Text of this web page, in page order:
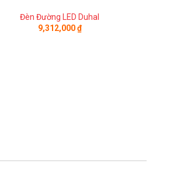
Đèn Đường LED Duhal
9,312,000₫